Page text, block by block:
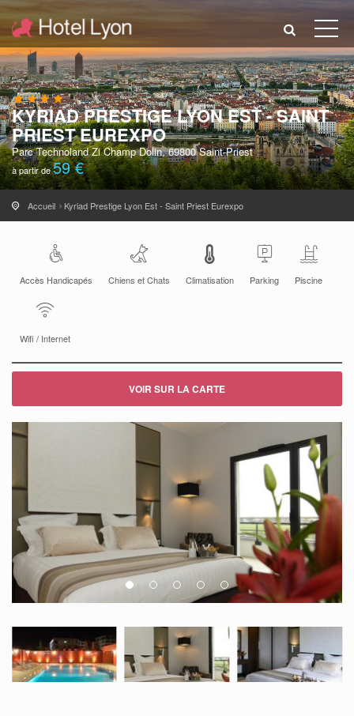
KYRIAD PRESTIGE LYON EST - SAINT
PRIEST EUREXPO
Parc Technoland Zi Champ Dolin, 69800 Saint-Priest
à partir de59 €
Accueil Kyriad Prestige Lyon Est - Saint Priest Eurexpo
Accès Handicapés Chiens et Chats Climatisation Parking Piscine
Wifi / Internet
VOIR SUR LA CARTE